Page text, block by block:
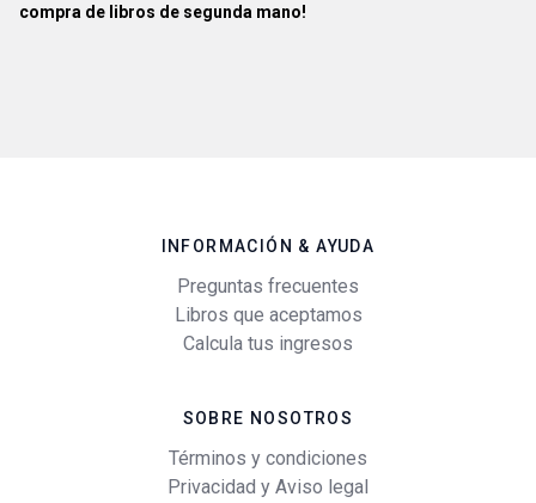
compra de libros de segunda mano!
INFORMACIÓN & AYUDA
Preguntas frecuentes
Libros que aceptamos
Calcula tus ingresos
SOBRE NOSOTROS
Términos y condiciones
Privacidad y Aviso legal